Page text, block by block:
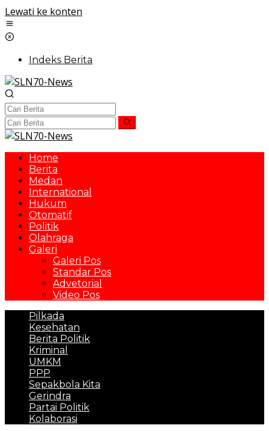
Lewati ke konten
Indeks Berita
Home
Berita
Medan
International
Hukum
Otomatif
Politik
Olahraga
Galeri
Galeri Pos
Standar Pos
Advetorial
Video Pos
Pilkada
Kesehatan
Berita Politik
Kriminal
UMKM
PPP
Sepakbola Kita
Gerindra
Partai Politik
Kolaborasi